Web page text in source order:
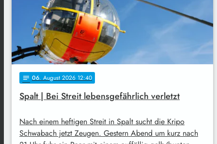
notes 06. August 2026 12:40
Spalt | Bei Streit lebensgefährlich verletzt
Nach einem heftigen Streit in Spalt sucht die Kripo
Schwabach jetzt Zeugen. Gestern Abend um kurz nach